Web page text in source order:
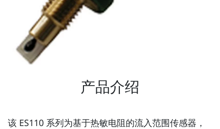
产品介绍
该 ES110 系列为基于热敏电阻的流入范围传感器，